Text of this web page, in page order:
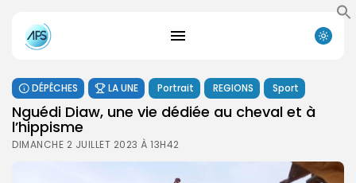
DÉPÊCHES LA UNE Portrait REGIONS Sport
Nguédi Diaw, une vie dédiée au cheval et à
l’hippisme
DIMANCHE 2 JUILLET 2023 À 13H42